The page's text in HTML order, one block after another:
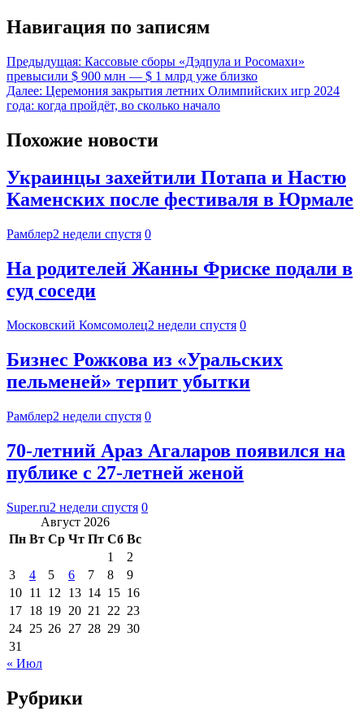
Навигация по записям
Предыдущая: Кассовые сборы «Дэдпула и Росомахи»
превысили $ 900 млн — $ 1 млрд уже близко
Далее: Церемония закрытия летних Олимпийских игр 2024
года: когда пройдёт, во сколько начало
Похожие новости
Украинцы захейтили Потапа и Настю
Каменских после фестиваля в Юрмале
Рамблер2 недели спустя 0
На родителей Жанны Фриске подали в
суд соседи
Московский Комсомолец2 недели спустя 0
Бизнес Рожкова из «Уральских
пельменей» терпит убытки
Рамблер2 недели спустя 0
70-летний Араз Агаларов появился на
публике с 27-летней женой
Super.ru2 недели спустя 0
Август 2026
Пн Вт Ср Чт Пт Сб Вс
1
2
3
4 5 6 7 8
9
10 11 12 13 14 15 16
17 18 19 20 21 22 23
24 25 26 27 28 29 30
31
« Июл
Рубрики